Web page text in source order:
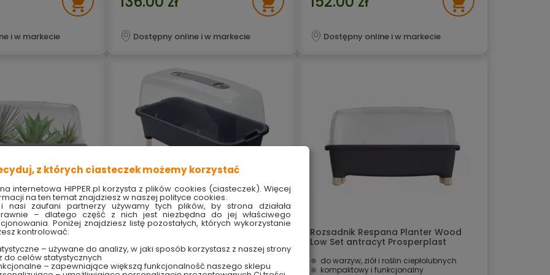
i w markecie Dostępny online i w markecie Dostępny online i w markecie
Planter Wood
roślin ciepłolubnych
do warzyw, ziół i roślin ciepłolubnych
kompaktowy i funkcjonalny
Rozsadnik Respana Planter Wood
Low Set antracyt Prosperplast
do warzyw, ziół i roślin ciepłolubnych
kompaktowy i funkcjonalny
z których ciasteczek możemy korzystać
internetowa HIPPER.pl korzysta z plików cookies (ciasteczek). Więcej
na ten temat znajdziesz w naszej polityce cookies.
nasi zaufani partnerzy używamy tych plików, by strona działała
– dlatego część z nich jest niezbędna do jej właściwego
Poniżej znajdziesz listę pozostałych, których wykorzystanie
kontrolować:
– używane do analizy, w jaki sposób korzystasz z naszej strony
do celów statystycznych
– zapewniające większą funkcjonalność naszego sklepu